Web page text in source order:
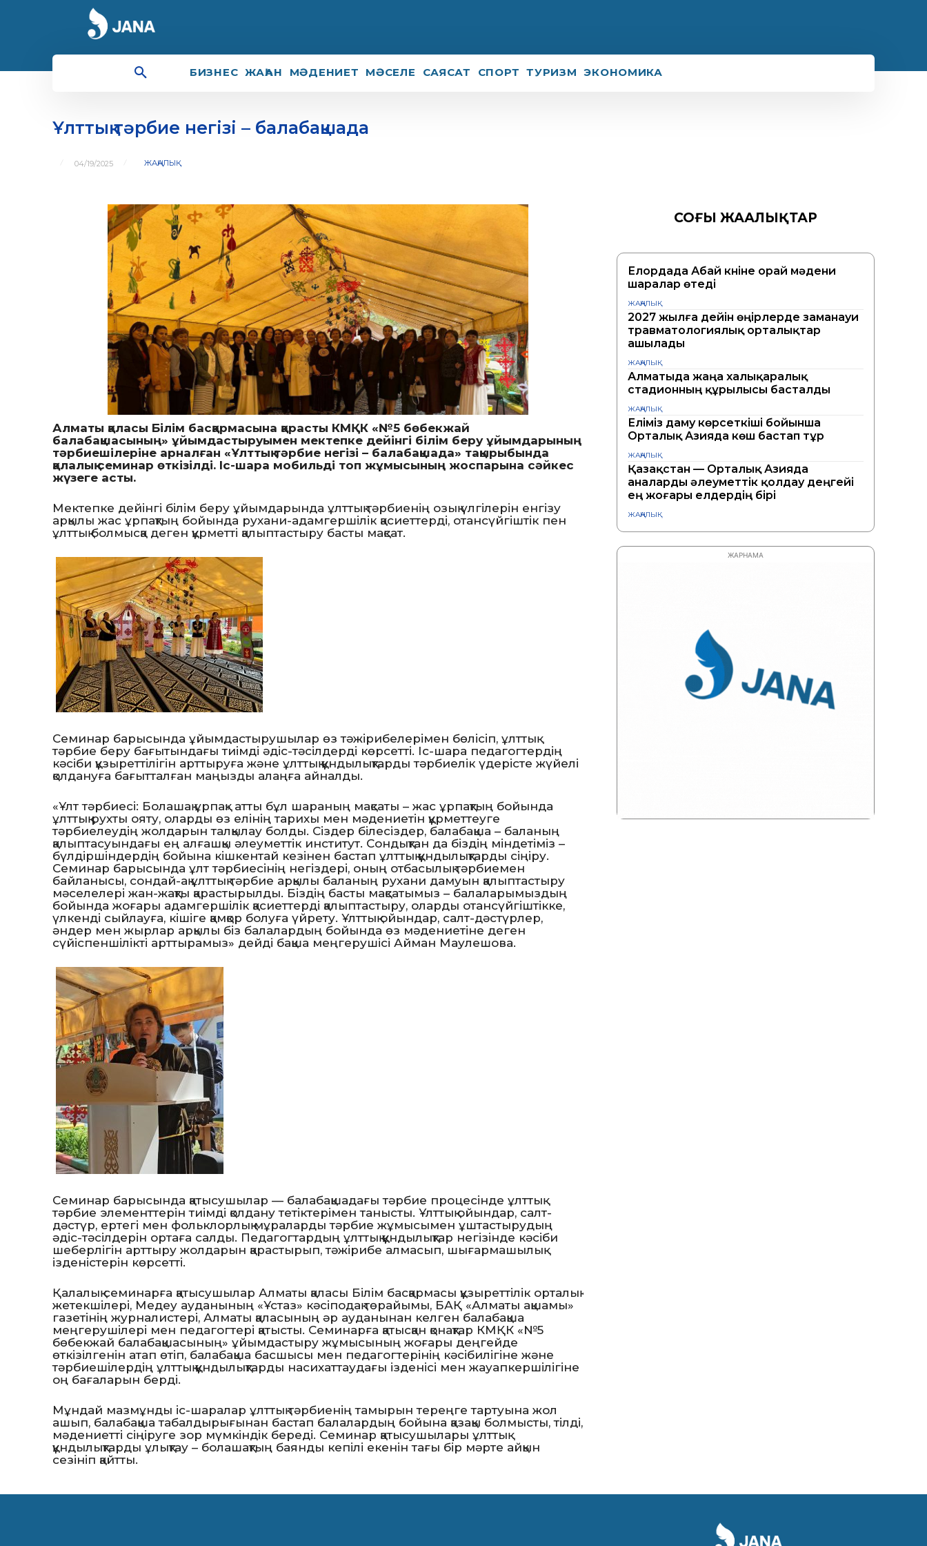
БИЗНЕС ЖАҺАН МӘДЕНИЕТ МӘСЕЛЕ САЯСАТ СПОРТ ТУРИЗМ ЭКОНОМИКА
Ұлттық тәрбие негізі – балабақшада
04/19/2025 ЖАҢАЛЫҚ
Алматы қаласы Білім басқармасына қарасты КМҚК «№5 бөбекжай
балабақшасының» ұйымдастыруымен мектепке дейінгі білім беру ұйымдарының
тәрбиешілеріне арналған «Ұлттық тәрбие негізі – балабақшада» тақырыбында
қалалық семинар өткізілді. Іс-шара мобильді топ жұмысының жоспарына сәйкес
жүзеге асты.
Мектепке дейінгі білім беру ұйымдарында ұлттық тәрбиенің озық үлгілерін енгізу
арқылы жас ұрпақтың бойында рухани-адамгершілік қасиеттерді, отансүйгіштік пен
ұлттық болмысқа деген құрметті қалыптастыру басты мақсат.
Семинар барысында ұйымдастырушылар өз тәжірибелерімен бөлісіп, ұлттық
тәрбие беру бағытындағы тиімді әдіс-тәсілдерді көрсетті. Іс-шара педагогтердің
кәсіби құзыреттілігін арттыруға және ұлттық құндылықтарды тәрбиелік үдерісте жүйелі
қолдануға бағытталған маңызды алаңға айналды.
«Ұлт тәрбиесі: Болашақ ұрпақ» атты бұл шараның мақсаты – жас ұрпақтың бойында
ұлттық рухты ояту, оларды өз елінің тарихы мен мәдениетін құрметтеуге
тәрбиелеудің жолдарын талқылау болды. Сіздер білесіздер, балабақша – баланың
қалыптасуындағы ең алғашқы әлеуметтік институт. Сондықтан да біздің міндетіміз –
бүлдіршіндердің бойына кішкентай кезінен бастап ұлттық құндылықтарды сіңіру.
Семинар барысында ұлт тәрбиесінің негіздері, оның отбасылық тәрбиемен
байланысы, сондай-ақ ұлттық тәрбие арқылы баланың рухани дамуын қалыптастыру
мәселелері жан-жақты қарастырылды. Біздің басты мақсатымыз – балаларымыздың
бойында жоғары адамгершілік қасиеттерді қалыптастыру, оларды отансүйгіштікке,
үлкенді сыйлауға, кішіге қамқор болуға үйрету. Ұлттық ойындар, салт-дәстүрлер,
әндер мен жырлар арқылы біз балалардың бойында өз мәдениетіне деген
сүйіспеншілікті арттырамыз» дейді бақша меңгерушісі Айман Маулешова.
Семинар барысында қатысушылар — балабақшадағы тәрбие процесінде ұлттық
тәрбие элементтерін тиімді қолдану тетіктерімен танысты. Ұлттық ойындар, салт-
дәстүр, ертегі мен фольклорлық мұраларды тәрбие жұмысымен ұштастырудың
әдіс-тәсілдерін ортаға салды. Педагогтардың ұлттық құндылықтар негізінде кәсіби
шеберлігін арттыру жолдарын қарастырып, тәжірибе алмасып, шығармашылық
ізденістерін көрсетті.
Қалалық семинарға қатысушылар Алматы қаласы Білім басқармасы құзыреттілік орталық
жетекшілері, Медеу ауданының «Ұстаз» кәсіподақ төрайымы, БАҚ «Алматы ақшамы»
газетінің журналистері, Алматы қаласының әр ауданынан келген балабақша
меңгерушілері мен педагогтері қатысты. Семинарға қатысқан қонақтар КМҚК «№5
бөбекжай балабақшасының» ұйымдастыру жұмысының жоғары деңгейде
өткізілгенін атап өтіп, балабақша басшысы мен педагогтерінің кәсібилігіне және
тәрбиешілердің ұлттық құндылықтарды насихаттаудағы ізденісі мен жауапкершілігіне
оң бағаларын берді.
Мұндай мазмұнды іс-шаралар ұлттық тәрбиенің тамырын тереңге тартуына жол
ашып, балабақша табалдырығынан бастап балалардың бойына қазақы болмысты, тілді,
мәдениетті сіңіруге зор мүмкіндік береді. Семинар қатысушылары ұлттық
құндылықтарды ұлықтау – болашақтың баянды кепілі екенін тағы бір мәрте айқын
сезініп қайтты.
СОҢҒЫ ЖАҢАЛЫҚТАР
Елордада Абай күніне орай мәдени
шаралар өтеді
ЖАҢАЛЫҚ
2027 жылға дейін өңірлерде заманауи
травматологиялық орталықтар
ашылады
ЖАҢАЛЫҚ
Алматыда жаңа халықаралық
стадионның құрылысы басталды
ЖАҢАЛЫҚ
Еліміз даму көрсеткіші бойынша
Орталық Азияда көш бастап тұр
ЖАҢАЛЫҚ
Қазақстан — Орталық Азияда
аналарды әлеуметтік қолдау деңгейі
ең жоғары елдердің бірі
ЖАҢАЛЫҚ
ЖАРНАМА